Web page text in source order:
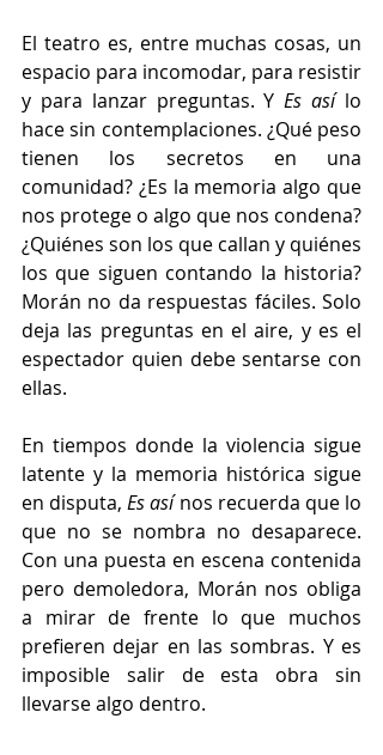
El teatro es, entre muchas cosas, un
espacio para incomodar, para resistir
y para lanzar preguntas. Y Es así lo
hace sin contemplaciones. ¿Qué peso
tienen los secretos en una
comunidad? ¿Es la memoria algo que
nos protege o algo que nos condena?
¿Quiénes son los que callan y quiénes
los que siguen contando la historia?
Morán no da respuestas fáciles. Solo
deja las preguntas en el aire, y es el
espectador quien debe sentarse con
ellas.
En tiempos donde la violencia sigue
latente y la memoria histórica sigue
en disputa, Es así nos recuerda que lo
que no se nombra no desaparece.
Con una puesta en escena contenida
pero demoledora, Morán nos obliga
a mirar de frente lo que muchos
prefieren dejar en las sombras. Y es
imposible salir de esta obra sin
llevarse algo dentro.